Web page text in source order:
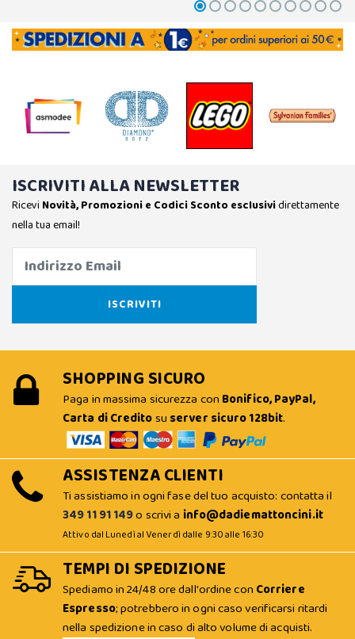
ISCRIVITI ALLA NEWSLETTER
Ricevi Novità, Promozioni e Codici Sconto esclusividirettamente
nella tua email!
SHOPPING SICURO
Paga in massima sicurezza con Bonifico, PayPal,
Carta di Creditosu server sicuro 128bit.
ASSISTENZA CLIENTI
Ti assistiamo in ogni fase del tuo acquisto: contatta il
349 11 91 149o scrivi a info@dadiemattoncini.it
Attivo dal Lunedì al Venerdì dalle 9:30 alle 16:30
TEMPI DI SPEDIZIONE
Spediamo in 24/48 ore dall'ordine con Corriere
Espresso; potrebbero in ogni caso verificarsi ritardi
nella spedizione in caso di alto volume di acquisti.